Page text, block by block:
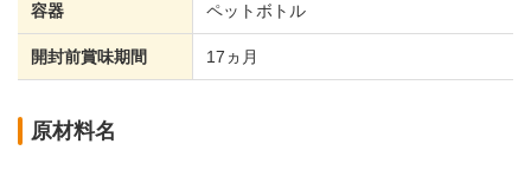
容器 ペットボトル
開封前賞味期間 17ヵ月
原材料名